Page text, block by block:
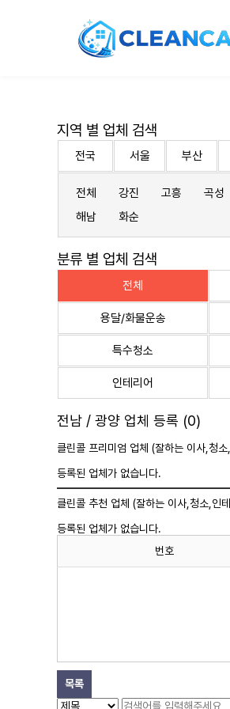
지역 별 업체 검색
전국 서울 부산
전체 강진 고흥 곡성
해남
화순
분류 별 업체 검색
전체
용달/화물운송
특수청소
인테리어
전남 / 광양 업체 등록 (0)
클린콜 프리미엄 업체 (잘하는 이사, 청소
등록된 업체가 없습니다.
클린콜 추천 업체 (잘하는 이사, 청소 ,인
등록된 업체가 없습니다.
번호
목록